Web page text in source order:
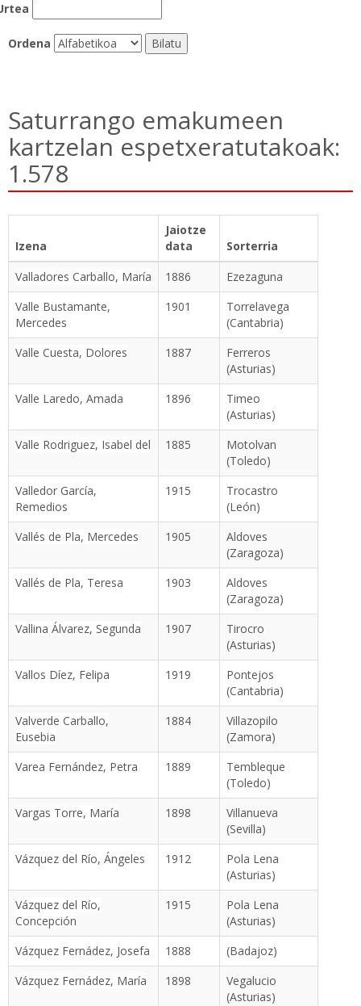
Ordena
Saturrango emakumeen
kartzelan espetxeratutakoak:
1.578
Izena
Jaiotze
data
Sorterria
Valladores Carballo, María
1886
Ezezaguna
Valle Bustamante,
Mercedes
1901
Torrelavega
(Cantabria)
Valle Cuesta, Dolores
1887
Ferreros
(Asturias)
Valle Laredo, Amada
1896
Timeo
(Asturias)
Valle Rodriguez, Isabel del
1885
Motolvan
(Toledo)
Valledor García,
Remedios
1915
Trocastro
(León)
Vallés de Pla, Mercedes
1905
Aldoves
(Zaragoza)
Vallés de Pla, Teresa
1903
Aldoves
(Zaragoza)
Vallina Álvarez, Segunda
1907
Tirocro
(Asturias)
Vallos Díez, Felipa
1919
Pontejos
(Cantabria)
Valverde Carballo,
Eusebia
1884
Villazopilo
(Zamora)
Varea Fernández, Petra
1889
Tembleque
(Toledo)
Vargas Torre, María
1898
Villanueva
(Sevilla)
Vázquez del Río, Ángeles
1912
Pola Lena
(Asturias)
Vázquez del Río,
Concepción
1915
Pola Lena
(Asturias)
Vázquez Fernádez, Josefa
1888
(Badajoz)
Vázquez Fernádez, María
1898
Vegalucio
(Asturias)